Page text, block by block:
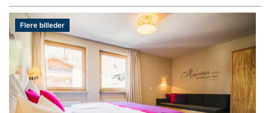
Flere billeder